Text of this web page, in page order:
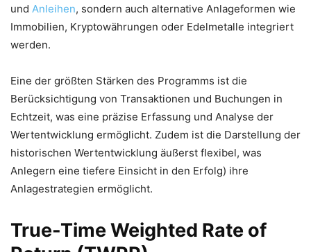
und Anleihen, sondern auch alternative Anlageformen wie
Immobilien, Kryptowährungen oder Edelmetalle integriert
werden.
Eine der größten Stärken des Programms ist die
Berücksichtigung von Transaktionen und Buchungen in
Echtzeit, was eine präzise Erfassung und Analyse der
Wertentwicklung ermöglicht. Zudem ist die Darstellung der
historischen Wertentwicklung äußerst flexibel, was
Anlegern eine tiefere Einsicht in den Erfolg) ihre
Anlagestrategien ermöglicht.
True-Time Weighted Rate of